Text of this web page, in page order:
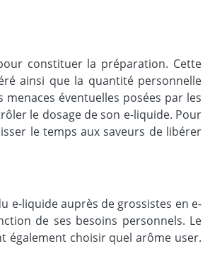
constituer la préparation. Cette
ainsi que la quantité personnelle
éventuelles posées par les
le dosage de son e-liquide. Pour
le temps aux saveurs de libérer
e-liquide auprès de grossistes en e-
de ses besoins personnels. Le
également choisir quel arôme user.